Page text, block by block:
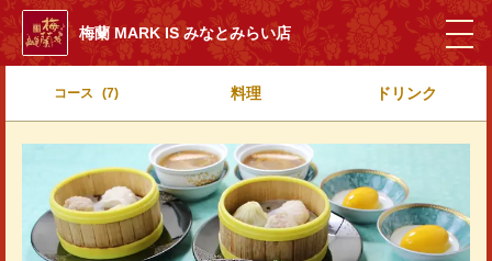
梅蘭 MARK IS みなとみらい店
コース (7) 料理 ドリンク